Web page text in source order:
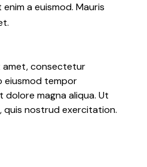
a euismod. Mauris
amet, consectetur
eiusmod tempor
magna aliqua. Ut
quis nostrud exercitation.